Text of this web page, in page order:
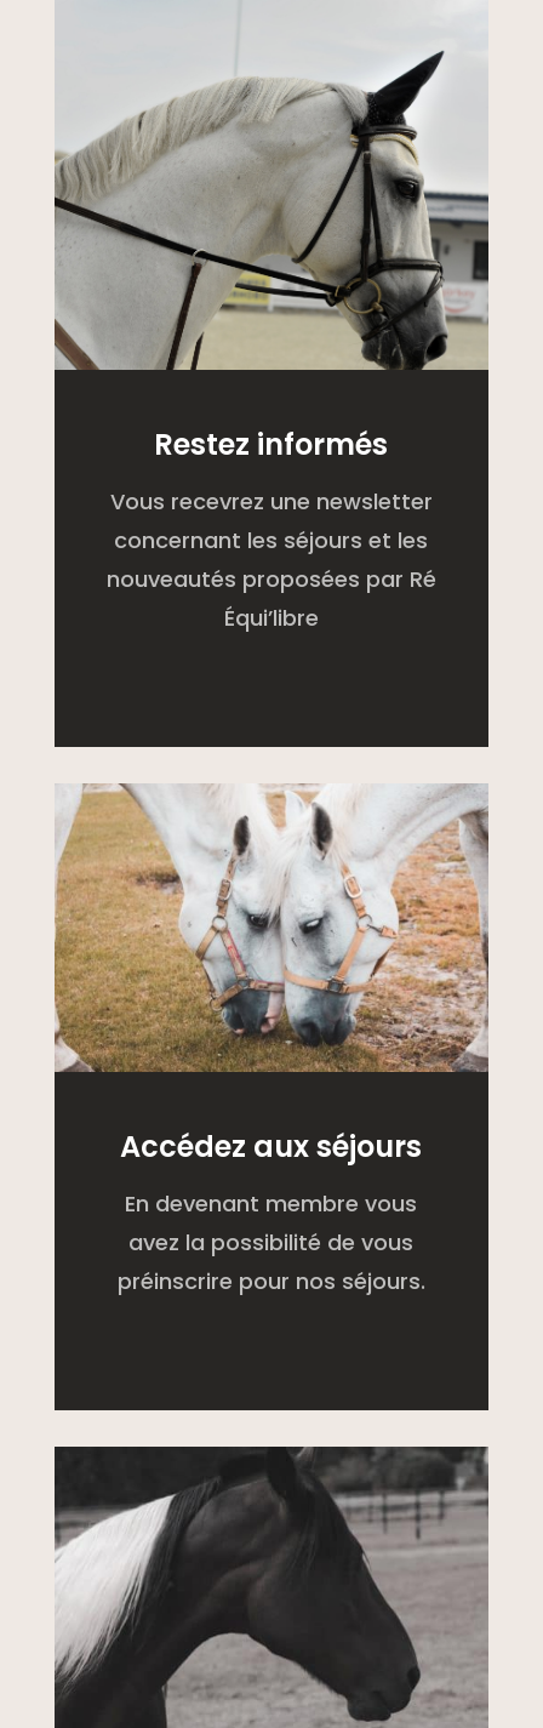
Restez informés
Vous recevrez une newsletter
concernant les séjours et les
nouveautés proposées par Ré
Équi’libre
Accédez aux séjours
En devenant membre vous
avez la possibilité de vous
préinscrire pour nos séjours.